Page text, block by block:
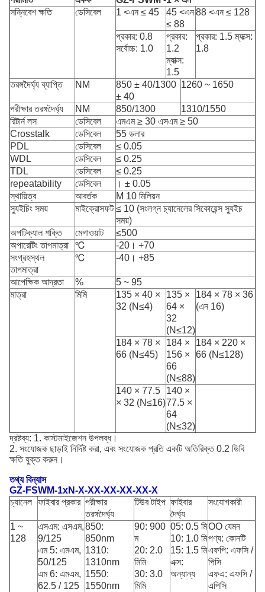
সন্নিবেশ ক্ষতি
ডেসিবেল 1 <এন ≤ 45
45 <এন
≤ 88
88 <এন ≤ 128
প্রকার: 0.8
সর্বোচ্চ: 1.0
প্রকার:
1.2
ম্যাক্স:
1.5
প্রকার: 1.5 ম্যাক্স:
1.8
তরঙ্গদৈর্ঘ্য ব্যাপ্তি NM
850 ± 40/1300
± 40
1260 ~ 1650
পরীক্ষার তরঙ্গদৈর্ঘ্য NM 850/1300
1310/1550
রিটার্ন লস
ডেসিবেল
এমএম ≥ 30 এসএম ≥ 50
Crosstalk
ডেসিবেল
55 ডলার
PDL
ডেসিবেল
≤ 0.05
WDL
ডেসিবেল
≤ 0.25
TDL
ডেসিবেল
≤ 0.25
repeatability
ডেসিবেল
। ± 0.05
স্থায়িত্ব
আবর্তক
M 10 মিলিয়ন
স্যুইচিং সময়
মাইক্রোসফট ≤ 10 (সংলগ্ন চ্যানেলের সিকোয়েন্স স্যুইচ
সময়)
অপটিক্যাল শক্তি
মেগাওয়াট
≤500
অপারেটিং তাপমাত্রা
℃
-20। +70
সংগ্রহস্থল
তাপমাত্রা
℃ -40। +85
আপেক্ষিক আদ্রতা %
5 ~ 95
মাত্রা
মিমি
135 × 40 ×
32 (N≤4)
135 ×
64 ×
32
(N≤12)
184 × 78 × 36
(এন 16)
184 × 78 ×
66 (N≤45)
184 ×
156 ×
66
(N≤88)
184 × 220 ×
66 (N≤128)
140 × 77.5
× 32 (N≤16)
140 ×
77.5 ×
64
(N≤32)
দ্রষ্টব্য: 1. কাস্টমাইজেশন উপলব্ধ।
2. সংযোজক ছাড়াই নির্দিষ্ট করা, এবং সংযোজক প্রতি একটি অতিরিক্ত 0.2 ডিবি
ক্ষতি যুক্ত করুন।
তথ্য বিন্যাস
GZ-FSWM-1xN-X-XX-XX-XX-XX-X
চ্যানেল ফাইবার প্রকার পরীক্ষার
তরঙ্গদৈর্ঘ্য
টিউব টাইপ ফাইবার
দৈর্ঘ্য
সংযোগকারী
1 ~
128
এসএম: এসএম,
9/125
এম 5: এমএম,
50/125
এম 6: এমএম,
62.5 / 125
850:
850nm
1310:
1310nm
1550:
1550nm
90: 900
ম
20: 2.0
মিমি
30: 3.0
মিমি
05: 0.5 মি
10: 1.0 মি
15: 1.5 মি
এক্স:
অন্যান্য
OO যেমন
পণ্য: কোনটি
এফপি: এফসি /
পিসি
এফএ: এফসি /
এপিসি